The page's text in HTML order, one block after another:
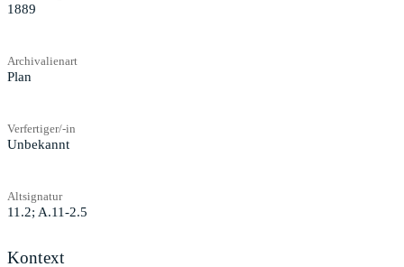
1889
Archivalienart
Plan
Verfertiger/-in
Unbekannt
Altsignatur
11.2; A.11-2.5
Kontext